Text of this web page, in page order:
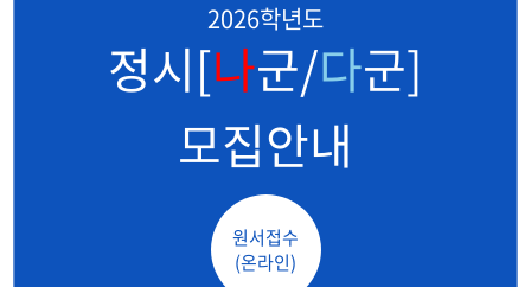
2026학년도
정시[나군/다군]
모집안내
원서접수
(온라인)